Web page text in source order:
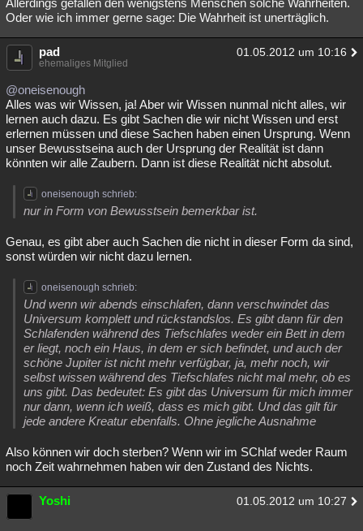
Allerdings gefallen den wenigstens Menschen solche Wahrheiten.
Oder wie ich immer gerne sage: Die Wahrheit ist unerträglich.
pad 01.05.2012 um 10:16
ehemaliges Mitglied
@oneisenough
Alles was wir Wissen, ja! Aber wir Wissen nunmal nicht alles, wir
lernen auch dazu. Es gibt Sachen die wir nicht Wissen und erst
erlernen müssen und diese Sachen haben einen Ursprung. Wenn
unser Bewusstseina auch der Ursprung der Realität ist dann
könnten wir alle Zaubern. Dann ist diese Realität nicht absolut.
oneisenough schrieb:
nur in Form von Bewusstsein bemerkbar ist.
Genau, es gibt aber auch Sachen die nicht in dieser Form da sind,
sonst würden wir nicht dazu lernen.
oneisenough schrieb:
Und wenn wir abends einschlafen, dann verschwindet das
Universum komplett und rückstandslos. Es gibt dann für den
Schlafenden während des Tiefschlafes weder ein Bett in dem
er liegt, noch ein Haus, in dem er sich befindet, und auch der
schöne Jupiter ist nicht mehr verfügbar, ja, mehr noch, wir
selbst wissen während des Tiefschlafes nicht mal mehr, ob es
uns gibt. Das bedeutet: Es gibt das Universum für mich immer
nur dann, wenn ich weiß, dass es mich gibt. Und das gilt für
jede andere Kreatur ebenfalls. Ohne jegliche Ausnahme
Also können wir doch sterben? Wenn wir im SChlaf weder Raum
noch Zeit wahrnehmen haben wir den Zustand des Nichts.
Yoshi 01.05.2012 um 10:27